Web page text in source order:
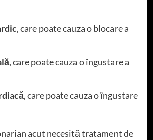
, care poate cauza o blocare a
, care poate cauza o îngustare a
, care poate cauza o îngustare
acut necesită tratament de